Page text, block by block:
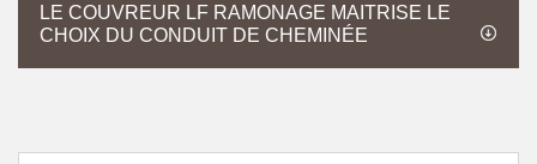
LE COUVREUR LF RAMONAGE MAITRISE LE
CHOIX DU CONDUIT DE CHEMINÉE